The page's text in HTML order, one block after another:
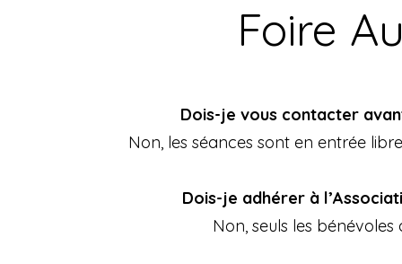
Foire
Dois-je vous contacter
Non, les séances sont en entrée
Dois-je adhérer à
Non, seuls les